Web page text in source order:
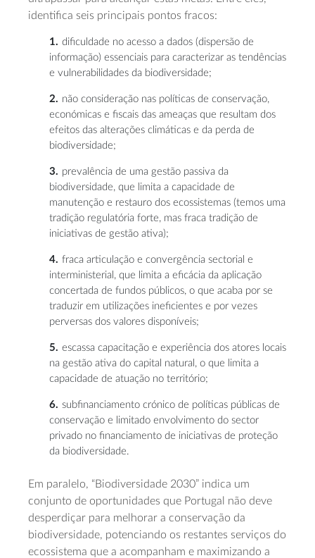
identifica seis principais pontos fracos:
dificuldade no acesso a dados (dispersão de
informação) essenciais para caracterizar as tendências
e vulnerabilidades da biodiversidade;
não consideração nas políticas de conservação,
económicas e fiscais das ameaças que resultam dos
efeitos das alterações climáticas e da perda de
biodiversidade;
prevalência de uma gestão passiva da
biodiversidade, que limita a capacidade de
manutenção e restauro dos ecossistemas (temos uma
tradição regulatória forte, mas fraca tradição de
iniciativas de gestão ativa);
fraca articulação e convergência sectorial e
interministerial, que limita a eficácia da aplicação
concertada de fundos públicos, o que acaba por se
traduzir em utilizações ineficientes e por vezes
perversas dos valores disponíveis;
escassa capacitação e experiência dos atores locais
na gestão ativa do capital natural, o que limita a
capacidade de atuação no território;
subfinanciamento crónico de políticas públicas de
conservação e limitado envolvimento do sector
privado no financiamento de iniciativas de proteção
da biodiversidade.
Em paralelo, “Biodiversidade 2030” indica um
conjunto de oportunidades que Portugal não deve
desperdiçar para melhorar a conservação da
biodiversidade, potenciando os restantes serviços do
ecossistema que a acompanham e maximizando a